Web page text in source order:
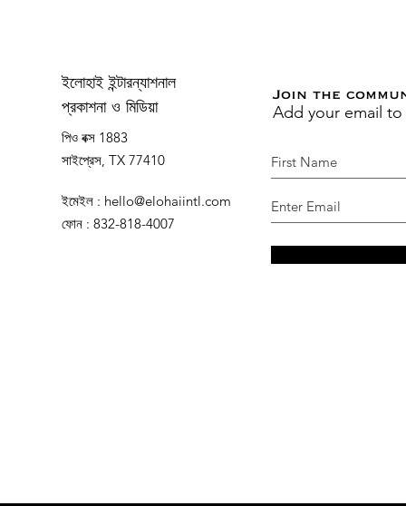
ইলোহাই ইন্টারন্যাশনাল
প্রকাশনা ও মিডিয়া
পিও বক্স 1883
সাইপ্রেস, TX 77410
ইমেইল : hello@elohaiintl.com
ফোন : 832-818-4007
Join the
Add your email